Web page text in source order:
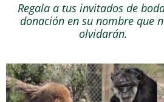
Regala a tus invitados de
donación en su nombre que
olvidarán.